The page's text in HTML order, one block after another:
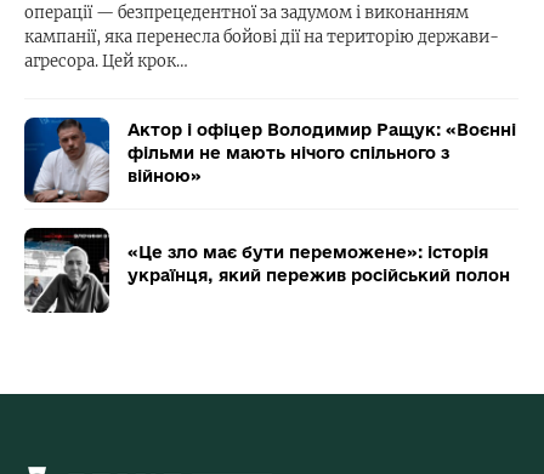
операції — безпрецедентної за задумом і виконанням
кампанії, яка перенесла бойові дії на територію держави-
агресора. Цей крок…
Актор і офіцер Володимир Ращук: «Воєнні
фільми не мають нічого спільного з
війною»
«Це зло має бути переможене»: історія
українця, який пережив російський полон